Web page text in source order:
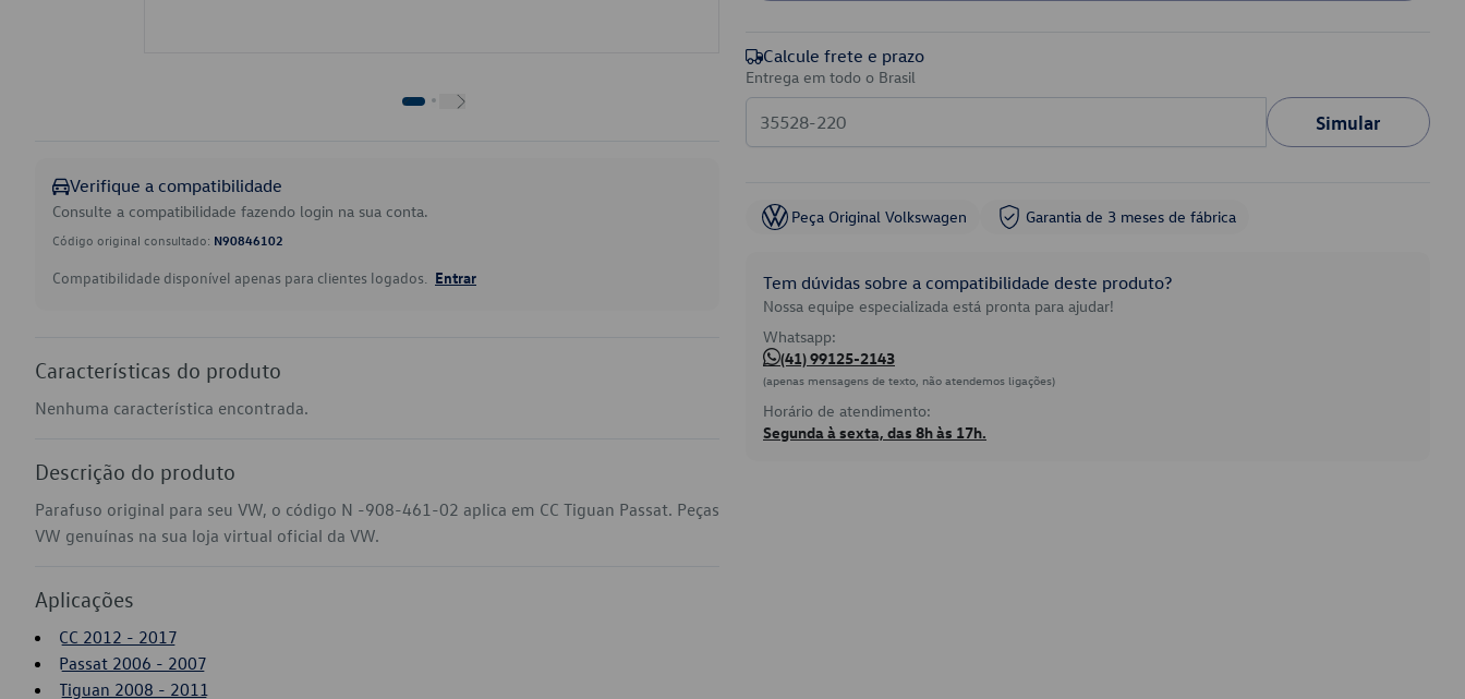
Verifique a compatibilidade
Consulte a compatibilidade fazendo login na sua conta.
Código original consultado: N90846102
Compatibilidade disponível apenas para clientes logados. Entrar
Características do produto
Nenhuma característica encontrada.
Descrição do produto
Parafuso original para seu VW, o código N -908-461-02 aplica em CC Tiguan Passat. Peças
VW genuínas na sua loja virtual oficial da VW.
Aplicações
CC 2012 - 2017
Passat 2006 - 2007
Tiguan 2008 - 2011
Calcule frete e prazo
Entrega em todo o Brasil
Simular
Peça Original Volkswagen Garantia de 3 meses de fábrica
Tem dúvidas sobre a compatibilidade deste produto?
Nossa equipe especializada está pronta para ajudar!
Whatsapp:
(41) 99125-2143
(apenas mensagens de texto, não atendemos ligações)
Horário de atendimento:
Segunda à sexta, das 8h às 17h.